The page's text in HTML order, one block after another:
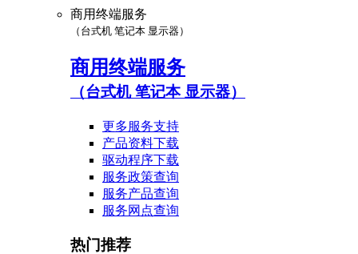
商用终端服务
（台式机 笔记本 显示器）
商用终端服务
（台式机 笔记本 显示器）
更多服务支持
产品资料下载
驱动程序下载
服务政策查询
服务产品查询
服务网点查询
热门推荐